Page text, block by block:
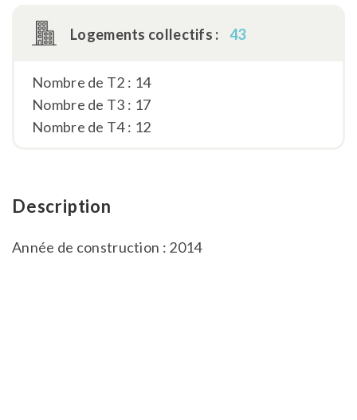
Logements collectifs : 43
Nombre de T2 : 14
Nombre de T3 : 17
Nombre de T4 : 12
Description
Année de construction : 2014